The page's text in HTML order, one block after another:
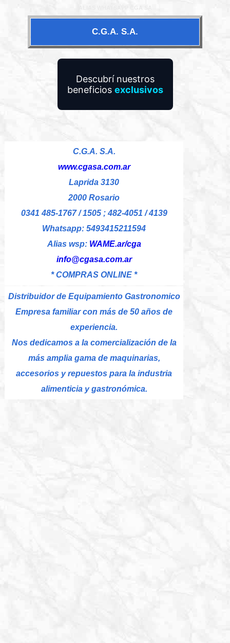
C.G.A. S.A.
Descubrí nuestros
beneficios exclusivos
C.G.A. S.A.
www.cgasa.com.ar
Laprida 3130
2000 Rosario
0341 485-1767 / 1505 ; 482-4051 / 4139
Whatsapp: 5493415211594
Alias wsp: WAME.ar/cga
info@cgasa.com.ar
* COMPRAS ONLINE *
Distribuidor de Equipamiento Gastronomico
Empresa familiar con más de 50 años de
experiencia.
Nos dedicamos a la comercialización de la
más amplia gama de maquinarias,
accesorios y repuestos para la industria
alimenticia y gastronómica.